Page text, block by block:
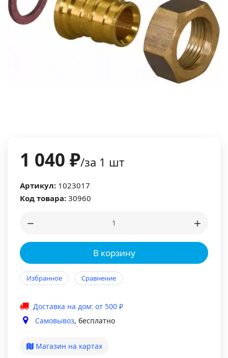
1 040 ₽/за 1 шт
Артикул: 1023017
Код товара: 30960
В корзину
Избранное Сравнение
Доставка на дом: от 500 ₽
Самовывоз, бесплатно
Магазин на картах